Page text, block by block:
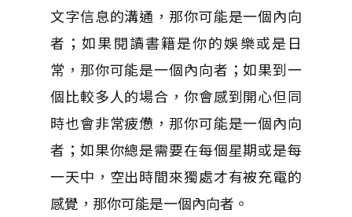
文字信息的溝通，那你可能是一個內向
者；如果閱讀書籍是你的娛樂或是日
常，那你可能是一個內向者；如果到一
個比較多人的場合，你會感到開心但同
時也會非常疲憊，那你可能是一個內向
者；如果你總是需要在每個星期或是每
一天中，空出時間來獨處才有被充電的
感覺，那你可能是一個內向者。